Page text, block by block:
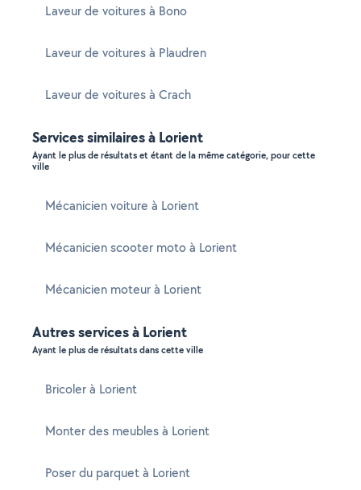
Laveur de voitures à Bono
Laveur de voitures à Plaudren
Laveur de voitures à Crach
Services similaires à Lorient
Ayant le plus de résultats et étant de la même catégorie, pour cette
ville
Mécanicien voiture à Lorient
Mécanicien scooter moto à Lorient
Mécanicien moteur à Lorient
Autres services à Lorient
Ayant le plus de résultats dans cette ville
Bricoler à Lorient
Monter des meubles à Lorient
Poser du parquet à Lorient